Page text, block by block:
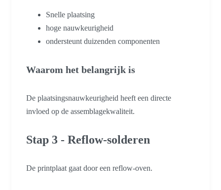
Snelle plaatsing
hoge nauwkeurigheid
ondersteunt duizenden componenten
Waarom het belangrijk is
De plaatsingsnauwkeurigheid heeft een directe
invloed op de assemblagekwaliteit.
Stap 3 - Reflow-solderen
De printplaat gaat door een reflow-oven.